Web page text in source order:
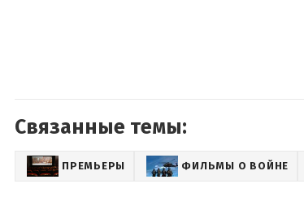
Связанные темы:
ПРЕМЬЕРЫ ФИЛЬМЫ О ВОЙНЕ